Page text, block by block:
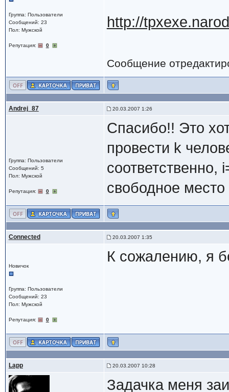
Группа: Пользователи
Сообщений: 23
Пол: Мужской
Репутация: 0
http://
Сообщение
Andrej_87 20.03.2007 1:26
Группа: Пользователи
Сообщений: 5
Пол: Мужской
Репутация: 0
Спасибо!! Это
провести k
свободное
Connected 20.03.2007 1:35
Новичок
Группа: Пользователи
Сообщений: 23
Пол: Мужской
Репутация: 0
К сожалению, я
Lapp 20.03.2007 10:28
Задачка меня